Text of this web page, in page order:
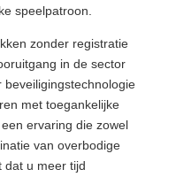
speelpatroon.
zonder registratie
in de sector
met toegankelijke
ervaring die zowel
van overbodige
dat u meer tijd